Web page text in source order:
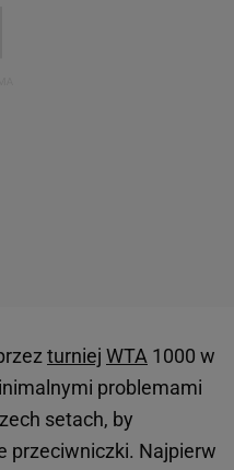
turniej WTA 1000 w
problemami
setach, by
przeciwniczki. Najpierw